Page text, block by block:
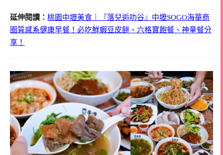
延伸閱讀： 桃園中壢美食｜『落兒逅叻谷』中壢SOGO海華商
圈質感系健康早餐！必吃鮮蝦豆皮餅、六格寶飽餐、神童餐分
享！